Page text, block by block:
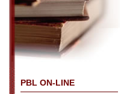
PBL ON-LINE